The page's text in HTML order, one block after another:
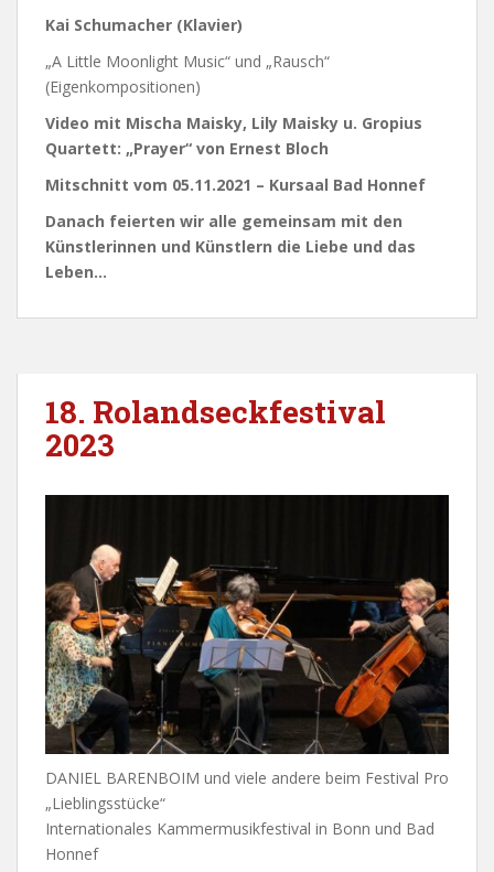
Kai Schumacher (Klavier)
„A Little Moonlight Music“ und „Rausch“
(Eigenkompositionen)
Video mit Mischa Maisky, Lily Maisky u. Gropius
Quartett: „Prayer“ von Ernest Bloch
Mitschnitt vom 05.11.2021 – Kursaal Bad Honnef
Danach feierten wir alle gemeinsam mit den
Künstlerinnen und Künstlern die Liebe und das
Leben…
18. Rolandseckfestival
2023
DANIEL BARENBOIM und viele andere beim Festival Pro
„Lieblingsstücke“
Internationales Kammermusikfestival in Bonn und Bad
Honnef